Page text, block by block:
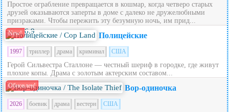
Простое ограбление превращается в кошмар, когда четверо старых
друзей оказываются заперты в доме с далеко не дружелюбными
призраками. Чтобы пережить эту безумную ночь, им прид...
New! 6.9 Полицейские
1997 триллер драма криминал США
Герой Сильвестра Сталлоне — честный шериф в городке, где живут
плохие копы. Драма с золотым актерским составом...
Обновлен! Вор-одиночка
2026 боевик драма вестерн США